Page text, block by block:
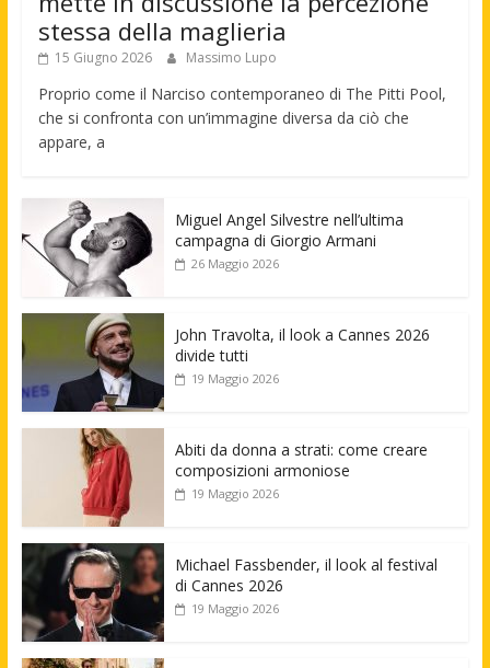
stessa della maglieria
15 Giugno 2026 Massimo Lupo
Proprio come il Narciso contemporaneo di The Pitti Pool,
che si confronta con un’immagine diversa da ciò che
appare, a
Miguel Angel Silvestre nell’ultima
campagna di Giorgio Armani
26 Maggio 2026
John Travolta, il look a Cannes 2026
divide tutti
19 Maggio 2026
Abiti da donna a strati: come creare
composizioni armoniose
19 Maggio 2026
Michael Fassbender, il look al festival
di Cannes 2026
19 Maggio 2026